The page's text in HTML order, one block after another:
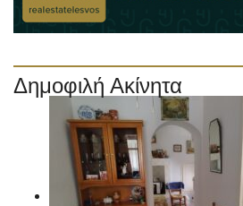
Δημοφιλή Ακίνητα